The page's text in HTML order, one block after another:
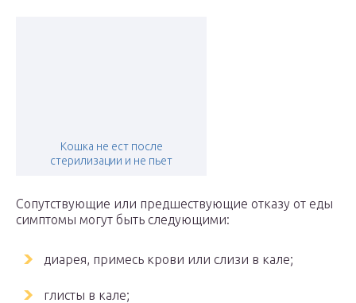
Кошка не ест после
стерилизации и не пьет
Сопутствующие или предшествующие отказу от еды
симптомы могут быть следующими:
диарея, примесь крови или слизи в кале;
глисты в кале;